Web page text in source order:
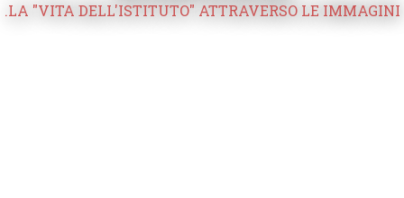
.LA "VITA DELL'ISTITUTO" ATTRAVERSO LE IMMAGINI